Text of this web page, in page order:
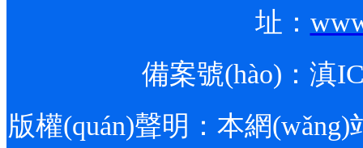
址：
備案號(hào)： 滇
版權(quán)聲明：本網